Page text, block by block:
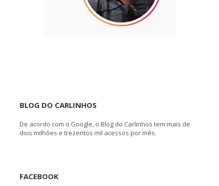
BLOG DO CARLINHOS
De acordo com o Google, o Blog do Carlinhos tem mais de
dois milhões e trezentos mil acessos por mês.
FACEBOOK